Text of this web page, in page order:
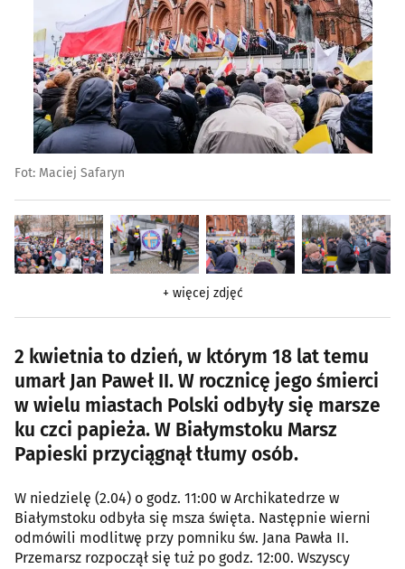
Fot: Maciej Safaryn
+ więcej zdjęć
2 kwietnia to dzień, w którym 18 lat temu
umarł Jan Paweł II. W rocznicę jego śmierci
w wielu miastach Polski odbyły się marsze
ku czci papieża. W Białymstoku Marsz
Papieski przyciągnął tłumy osób.
W niedzielę (2.04) o godz. 11:00 w Archikatedrze w
Białymstoku odbyła się msza święta. Następnie wierni
odmówili modlitwę przy pomniku św. Jana Pawła II.
Przemarsz rozpoczął się tuż po godz. 12:00. Wszyscy